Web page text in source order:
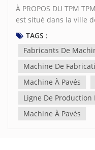
À PROPOS DU TPM TPM (Fujian Tepai Machinery Co., Ltd.
est situé dans la ville
en Chine, couvrant
pour la gestion de la
l'une des sociétés à
fabricants de
TPM dispose d'un
expérimentés
théoriques et une
TAGS :
Fabricants De
Machine De
Machine À Pavés
Ligne De Production
Machine À Pavés